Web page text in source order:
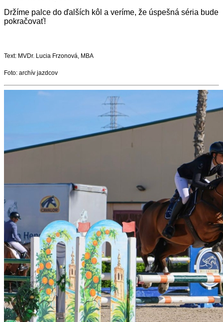
Držíme palce do ďalších kôl a veríme, že úspešná séria bude
pokračovať!
Text: MVDr. Lucia Frzonová, MBA
Foto: archív jazdcov